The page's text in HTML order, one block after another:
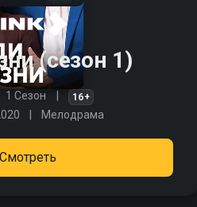
(сезон 1)
1 Сезон 16+
Мелодрама
Смотреть